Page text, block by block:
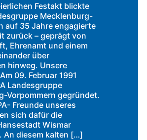
Festakt blickte
Mecklenburg-
auf 35 Jahre engagierte
zurück – geprägt von
Ehrenamt und einem
über
hinweg. Unsere
09. Februar 1991
Landesgruppe
Vorpommern gegründet.
Freunde unseres
sich dafür die
Wismar
An diesem kalten […]